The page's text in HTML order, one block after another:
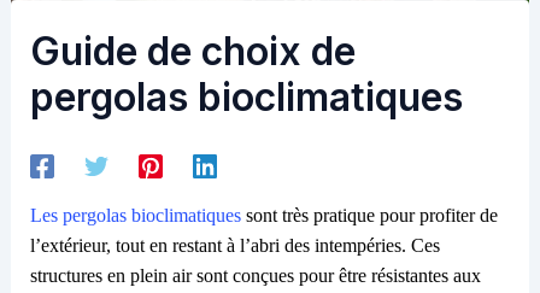
Guide de choix de
pergolas bioclimatiques
Les pergolas bioclimatiquessont très pratique pour profiter de
l’extérieur, tout en restant à l’abri des intempéries. Ces
structures en plein air sont conçues pour être résistantes aux